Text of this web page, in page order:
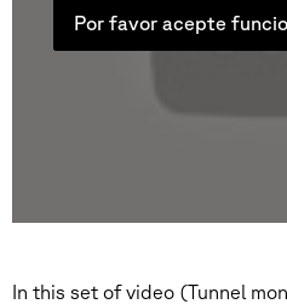
Por favor acepte
In this set of video (Tunnel